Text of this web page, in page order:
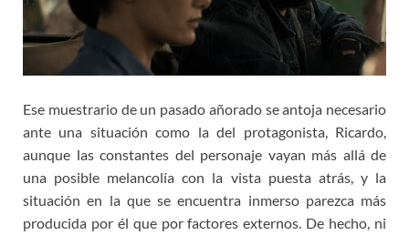
Ese muestrario de un pasado añorado se antoja necesario
ante una situación como la del protagonista, Ricardo,
aunque las constantes del personaje vayan más allá de
una posible melancolía con la vista puesta atrás, y la
situación en la que se encuentra inmerso parezca más
producida por él que por factores externos. De hecho, ni